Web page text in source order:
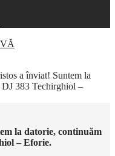
a înviat! Suntem la
383 Techirghiol –
la datorie, continuăm
– Eforie.